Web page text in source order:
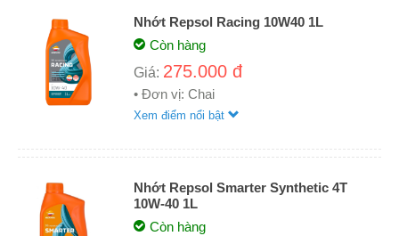
Nhớt Repsol Racing 10W40 1L
Còn hàng
Giá: 275.000 đ
• Đơn vị: Chai
Xem điểm nổi bật
Nhớt Repsol Smarter Synthetic 4T
10W-40 1L
Còn hàng